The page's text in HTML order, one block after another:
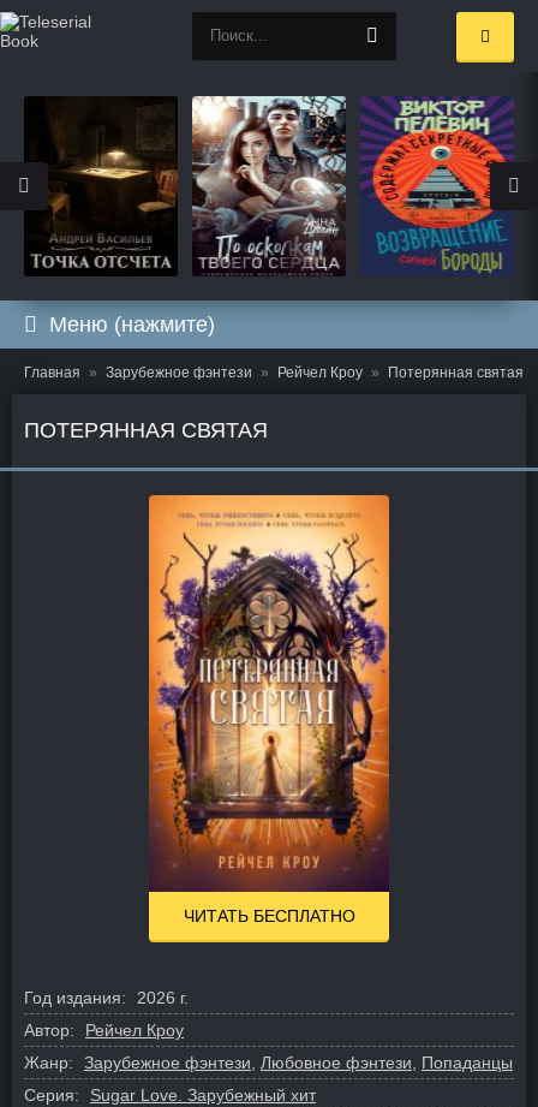
Меню (нажмите)
Главная Зарубежное фэнтези Рейчел Кроу Потерянная святая
ПОТЕРЯННАЯ СВЯТАЯ
ЧИТАТЬ БЕСПЛАТНО
Год издания:
2026 г.
Автор:
Рейчел Кроу
Жанр:
Зарубежное фэнтези Любовное фэнтези
Попаданцы
Серия:
Sugar Love. Зарубежный хит